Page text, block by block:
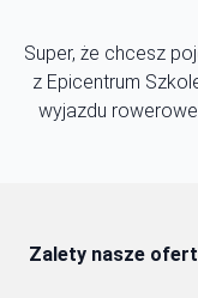
Super, że chcesz
z Epicentrum
wyjazdu
Zalety nasze